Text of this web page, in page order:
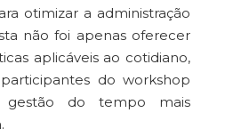
otimizar a administração
não foi apenas oferecer
aplicáveis ao cotidiano,
do workshop
gestão do tempo mais